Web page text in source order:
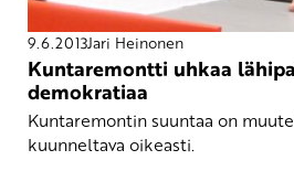
9.6.2013Jari Heinonen
Kuntaremontti uhkaa
demokratiaa
Kuntaremontin suuntaa on
kuunneltava oikeasti.